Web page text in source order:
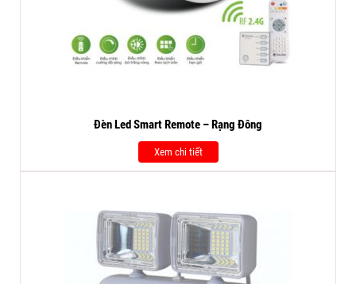
Đèn Led Smart Remote – Rạng Đông
Xem chi tiết